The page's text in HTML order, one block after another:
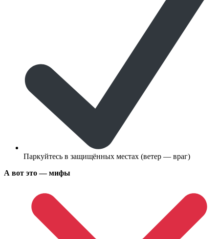
Паркуйтесь в защищённых местах (ветер — враг)
А вот это — мифы